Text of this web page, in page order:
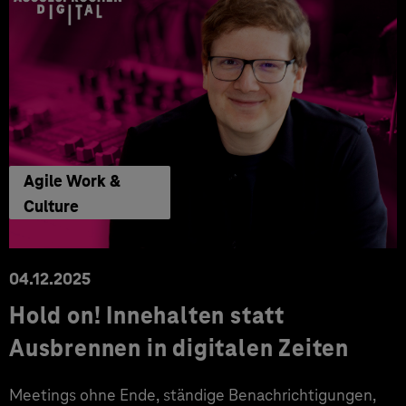
Agile Work &
Culture
04.12.2025
Hold on! Innehalten statt
Ausbrennen in digitalen Zeiten
Meetings ohne Ende, ständige Benachrichtigungen,